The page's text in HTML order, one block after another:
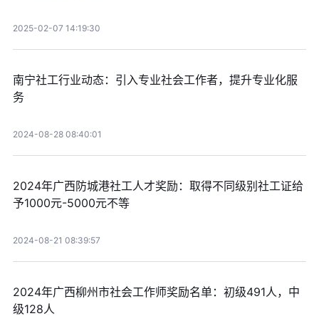
2025-02-07 14:19:30
南宁社工行业动态：引入专业社会工作者，提升专业化服
务
2024-08-28 08:40:01
2024年广西防城港社工人才奖励：取得不同级别社工证给
予1000元-5000元不等
2024-08-21 08:39:57
2024年广西柳州市社会工作师奖励名单：初级491人，中
级128人